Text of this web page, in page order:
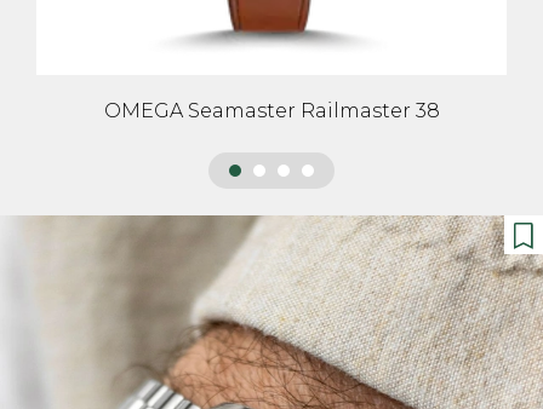
OMEGA Seamaster Railmaster 38